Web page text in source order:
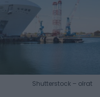
Shutterstock – olrat